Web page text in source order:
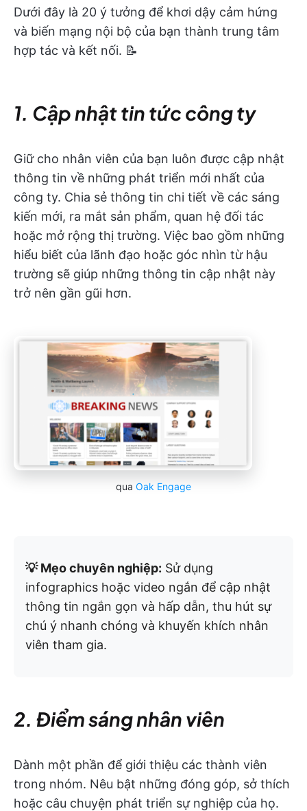
Dưới đây là 20 ý tưởng để khơi dậy cảm hứng
và biến mạng nội bộ của bạn thành trung tâm
hợp tác và kết nối. 📝
1. Cập nhật tin tức công ty
Giữ cho nhân viên của bạn luôn được cập nhật
thông tin về những phát triển mới nhất của
công ty. Chia sẻ thông tin chi tiết về các sáng
kiến mới, ra mắt sản phẩm, quan hệ đối tác
hoặc mở rộng thị trường. Việc bao gồm những
hiểu biết của lãnh đạo hoặc góc nhìn từ hậu
trường sẽ giúp những thông tin cập nhật này
trở nên gần gũi hơn.
qua Oak Engage
💡 Mẹo chuyên nghiệp: Sử dụng
infographics hoặc video ngắn để cập nhật
thông tin ngắn gọn và hấp dẫn, thu hút sự
chú ý nhanh chóng và khuyến khích nhân
viên tham gia.
2. Điểm sáng nhân viên
Dành một phần để giới thiệu các thành viên
trong nhóm. Nêu bật những đóng góp, sở thích
hoặc câu chuyện phát triển sự nghiệp của họ.